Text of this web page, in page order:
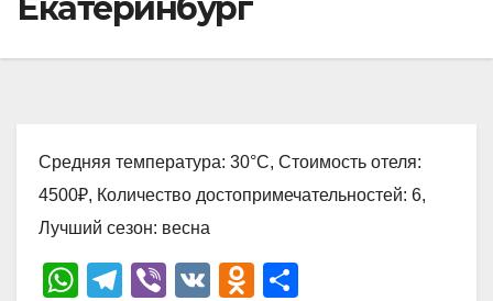
Екатеринбург
Средняя температура: 30°C, Стоимость отеля:
4500₽, Количество достопримечательностей: 6,
Лучший сезон: весна
W
T
Vi
V
O